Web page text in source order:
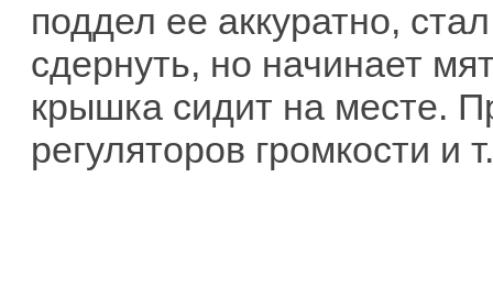
поддел ее аккуратно,
сдернуть, но начинает
крышка сидит на месте.
регуляторов громкости и